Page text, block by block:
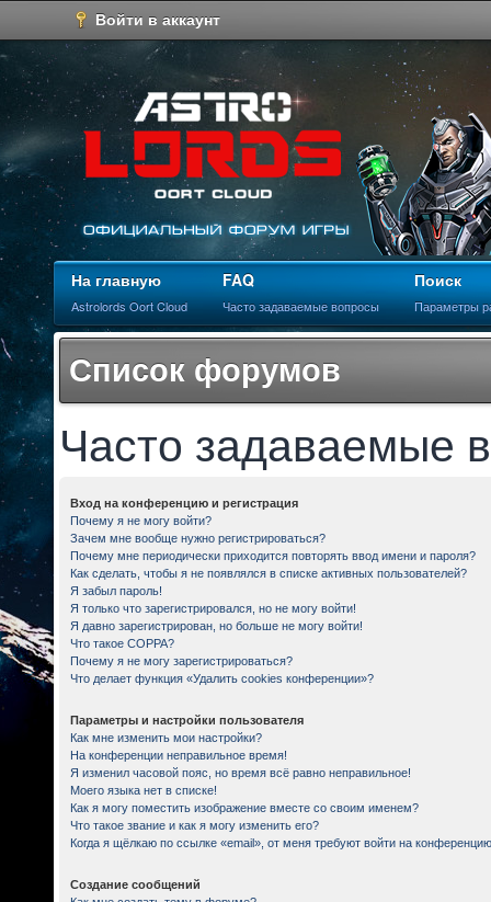
Войти в аккаунт
На главную
Astrolords Oort Cloud
FAQ
Часто задаваемые вопросы
Поиск
Параметры
Список форумов
Часто задаваемые
Вход на конференцию и регистрация
Почему я не могу войти?
Зачем мне вообще нужно регистрироваться?
Почему мне периодически приходится повторять ввод имени и пароля?
Как сделать, чтобы я не появлялся в списке активных пользователей?
Я забыл пароль!
Я только что зарегистрировался, но не могу войти!
Я давно зарегистрирован, но больше не могу войти!
Что такое COPPA?
Почему я не могу зарегистрироваться?
Что делает функция «Удалить cookies конференции»?
Параметры и настройки пользователя
Как мне изменить мои настройки?
На конференции неправильное время!
Я изменил часовой пояс, но время всё равно неправильное!
Моего языка нет в списке!
Как я могу поместить изображение вместе со своим именем?
Что такое звание и как я могу изменить его?
Когда я щёлкаю по ссылке «email», от меня требуют войти на
Создание сообщений